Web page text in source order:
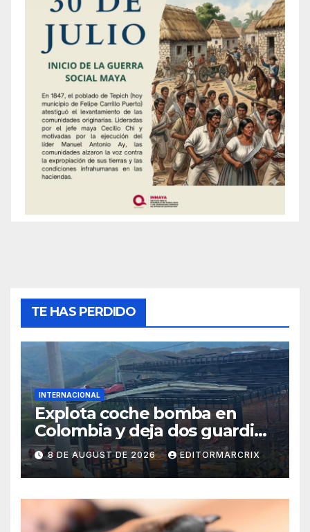
TE HAS PERDIDO
INTERNACIONAL
Explota coche bomba en
Colombia y deja dos guardias
heridos
8 DE AUGUST DE 2026 EDITORMARCRIX